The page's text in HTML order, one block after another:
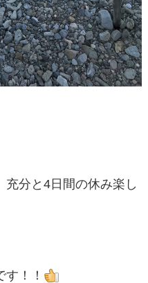
充分と4日間の休み楽し
！！